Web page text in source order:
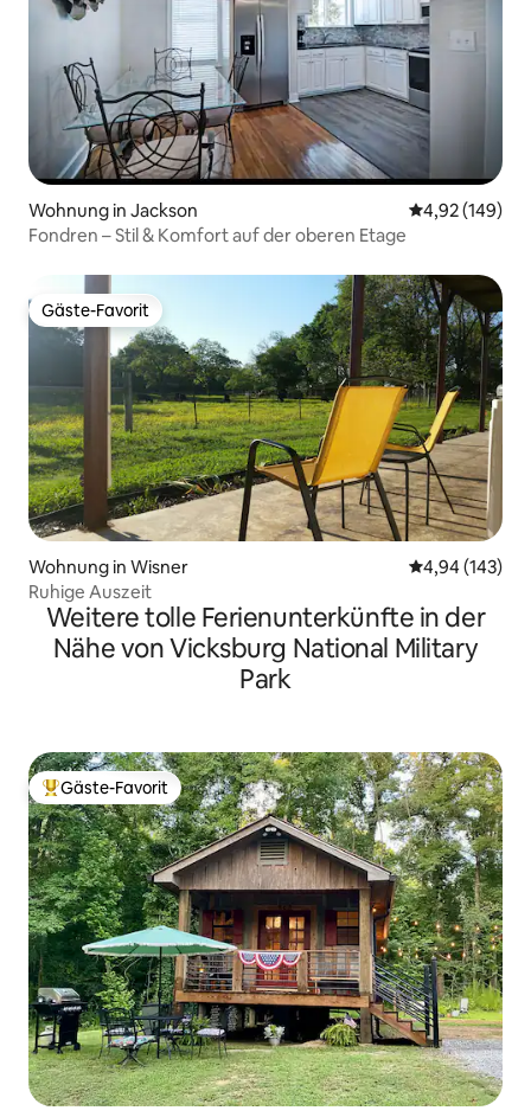
Wohnung in Jackson
4,92 (149)
Fondren – Stil & Komfort auf der oberen Etage
Gäste-Favorit
Gäste-Favorit
Wohnung in Wisner
4,94 (143)
Ruhige Auszeit
Weitere tolle Ferienunterkünfte in der
Nähe von Vicksburg National Military
Park
Beliebter Gäste-Favorit.
Gäste-Favorit